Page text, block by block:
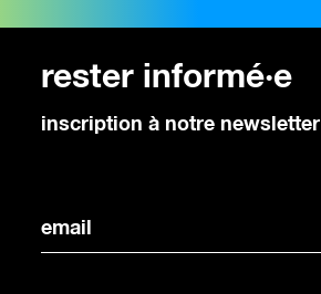
rester informé·e
inscription à notre newsletter